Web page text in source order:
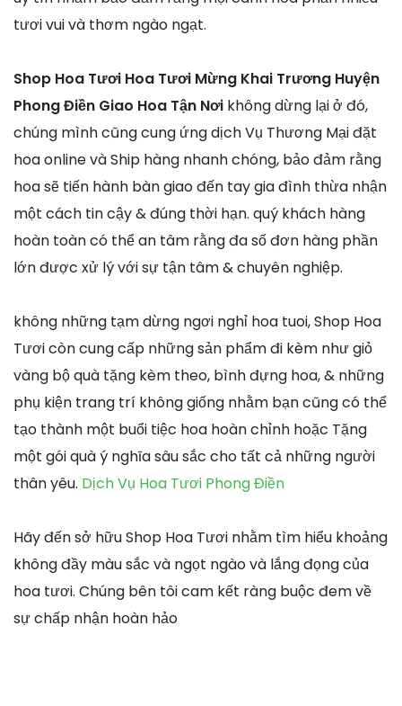
tươi vui và thơm ngào ngạt.
Shop Hoa Tươi Hoa Tươi Mừng Khai Trương Huyện
Phong Điền Giao Hoa Tận Nơi không dừng lại ở đó,
chúng mình cũng cung ứng dịch Vụ Thương Mại đặt
hoa online và Ship hàng nhanh chóng, bảo đảm rằng
hoa sẽ tiến hành bàn giao đến tay gia đình thừa nhận
một cách tin cậy & đúng thời hạn. quý khách hàng
hoàn toàn có thể an tâm rằng đa số đơn hàng phần
lớn được xử lý với sự tận tâm & chuyên nghiệp.
không những tạm dừng ngơi nghỉ hoa tuoi, Shop Hoa
Tươi còn cung cấp những sản phẩm đi kèm như giỏ
vàng bộ quà tặng kèm theo, bình đựng hoa, & những
phụ kiện trang trí không giống nhằm bạn cũng có thể
tạo thành một buổi tiệc hoa hoàn chỉnh hoặc Tặng
một gói quà ý nghĩa sâu sắc cho tất cả những người
thân yêu. Dịch Vụ Hoa Tươi Phong Điền
Hãy đến sở hữu Shop Hoa Tươi nhằm tìm hiểu khoảng
không đầy màu sắc và ngọt ngào và lắng đọng của
hoa tươi. Chúng bên tôi cam kết ràng buộc đem về
sự chấp nhận hoàn hảo